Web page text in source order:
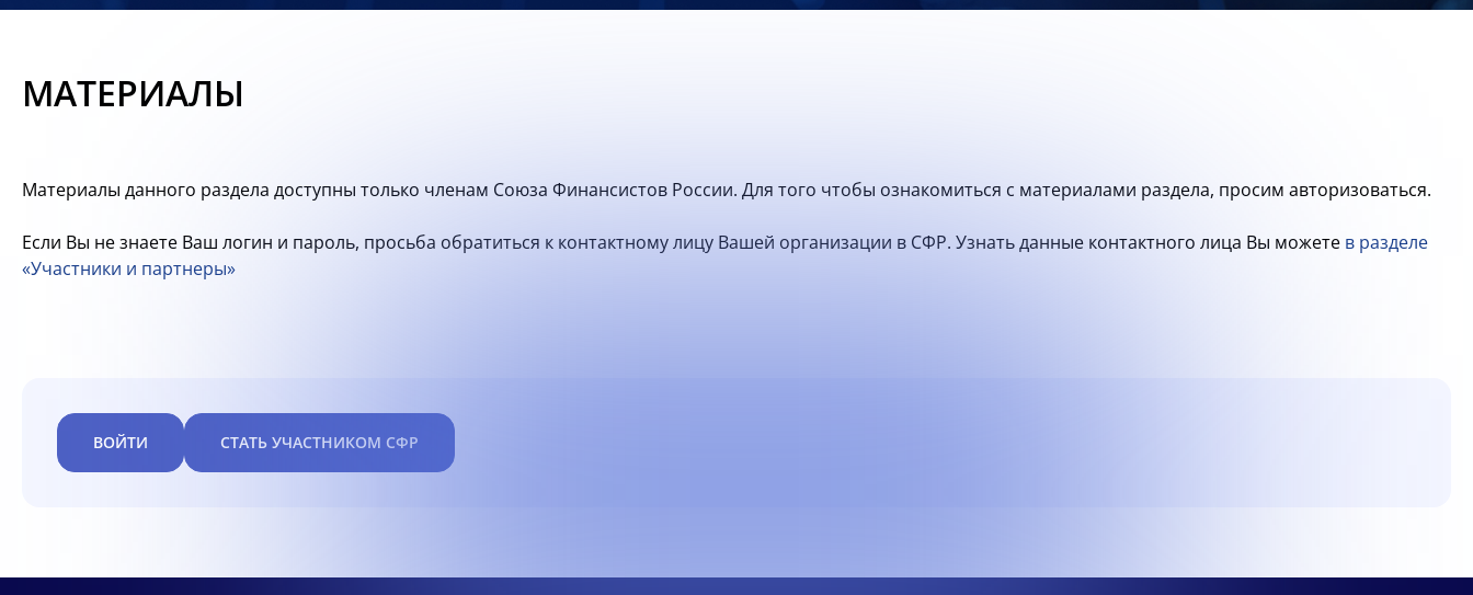
МАТЕРИАЛЫ
Материалы данного раздела доступны только членам Союза Финансистов России. Для того чтобы ознакомиться с материалами раздела, просим авторизоваться.
Если Вы не знаете Ваш логин и пароль, просьба обратиться к контактному лицу Вашей организации в СФР. Узнать данные контактного лица Вы можете в разделе
«Участники и партнеры»
ВОЙТИ СТАТЬ УЧАСТНИКОМ СФР